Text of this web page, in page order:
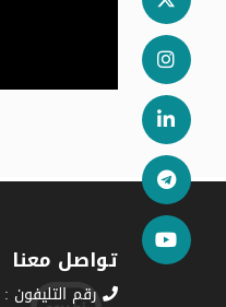
تواصل معنا
رقم التليفون :